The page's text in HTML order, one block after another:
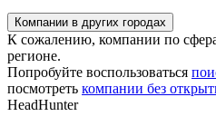
Компании в других городах
К сожалению, компании по
регионе.
Попробуйте воспользоваться
посмотреть компании без
HeadHunter